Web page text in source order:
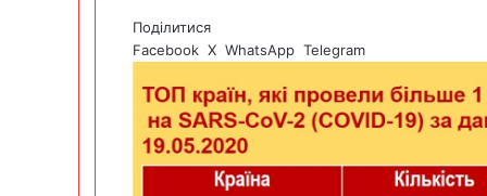
Поділитися
Facebook X WhatsApp Telegram